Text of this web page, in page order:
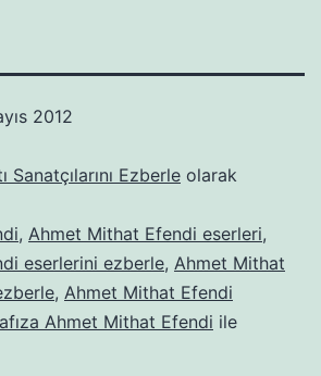
2012
Ezberle olarak
, Ahmet Mithat Efendi eserleri,
eserlerini ezberle, Ahmet Mithat
, Ahmet Mithat Efendi
Ahmet Mithat Efendi ile